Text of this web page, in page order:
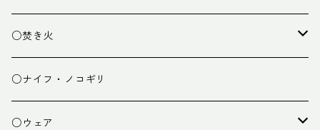
ランタン
テーブル
チェア
○焚き火
焚き火台
焚き火小物
○ナイフ・ノコギリ
○ウェア